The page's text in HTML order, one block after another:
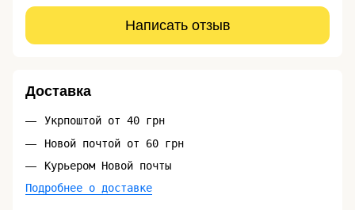
Написать отзыв
Доставка
Укрпоштой от 40 грн
Новой почтой от 60 грн
Курьером Новой почты
Подробнее о доставке